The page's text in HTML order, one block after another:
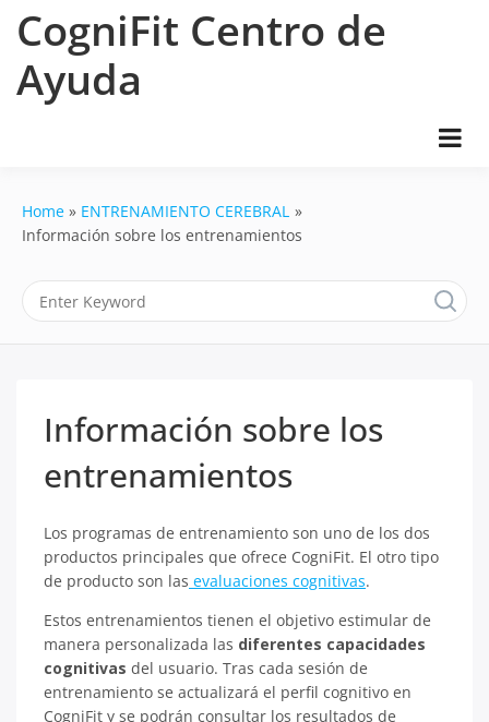
CogniFit Centro de
Ayuda
Home
ENTRENAMIENTO CEREBRAL
Información sobre los entrenamientos
Información sobre los
entrenamientos
Los programas de entrenamiento son uno de los dos
productos principales que ofrece CogniFit. El otro tipo
de producto son las evaluaciones cognitivas.
Estos entrenamientos tienen el objetivo estimular de
manera personalizada las diferentes capacidades
cognitivas del usuario. Tras cada sesión de
entrenamiento se actualizará el perfil cognitivo en
CogniFit y se podrán consultar los resultados de